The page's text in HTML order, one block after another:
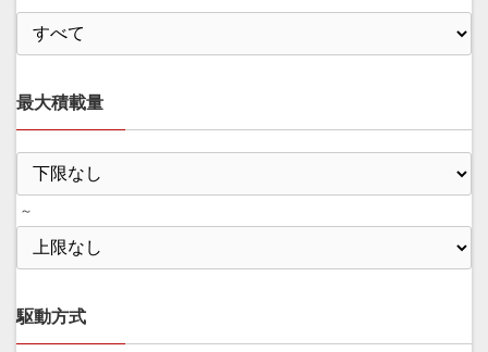
最大積載量
～
駆動方式